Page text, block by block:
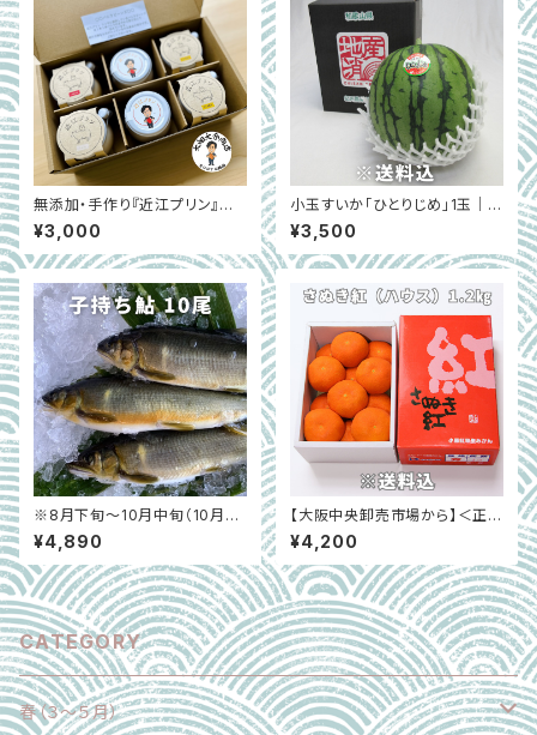
無添加・手作り『近江プリン』大
畑大介商店オリジナルセット 6
個入り｜滋賀県高島市
¥3,000
小玉すいか「ひとりじめ」1玉｜大
阪中央卸売市場（6月上旬～6月
下旬）
¥3,500
※8月下旬〜10月中旬（10月は
冷凍で発送）【和歌山県白浜】子
持ち鮎 （10尾）
¥4,890
【大阪中央卸売市場から】＜正品
＞さぬき紅（ハウスみかん）約1.
2㎏
¥4,200
CATEGORY
春（３～５月）